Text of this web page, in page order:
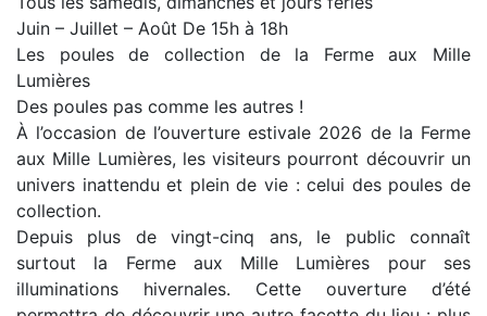
Juin – Juillet – Août De 15h à 18h
Les poules de collection de la Ferme aux Mille
Lumières
Des poules pas comme les autres !
À l’occasion de l’ouverture estivale 2026 de la Ferme
aux Mille Lumières, les visiteurs pourront découvrir un
univers inattendu et plein de vie : celui des poules de
collection.
Depuis plus de vingt-cinq ans, le public connaît
surtout la Ferme aux Mille Lumières pour ses
illuminations hivernales. Cette ouverture d’été